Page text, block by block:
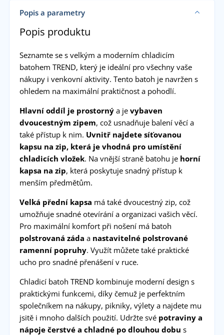
Popis a parametry
Popis produktu
Seznamte se s velkým a moderním chladicím
batohem TREND, který je ideální pro všechny vaše
nákupy i venkovní aktivity. Tento batoh je navržen s
ohledem na maximální praktičnost a pohodlí.
Hlavní oddíl je prostornýa je vybaven
dvoucestným zipem, což usnadňuje balení věcí a
také přístup k nim. Uvnitř najdete síťovanou
kapsu na zip, která je vhodná pro umístění
chladicích vložek. Na vnější straně batohu je horní
kapsa na zip, která poskytuje snadný přístup k
menším předmětům.
Velká přední kapsa má také dvoucestný zip, což
umožňuje snadné otevírání a organizaci vašich věcí.
Pro maximální komfort při nošení má batoh
polstrovaná záda a nastavitelné polstrované
ramenní popruhy. Využít můžete také praktické
ucho pro snadné přenášení v ruce.
Chladicí batoh TREND kombinuje moderní design s
praktickými funkcemi, díky čemuž je perfektním
společníkem na nákupy, pikniky, výlety a najdete mu
jsitě i mnoho dalších použití. Udržte své potraviny a
nápoje čerstvé a chladné po dlouhou dobu s